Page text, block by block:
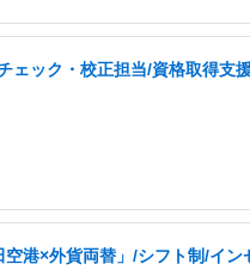
ェック・校正担当/資格取得支
港×外貨両替」/シフト制/イ